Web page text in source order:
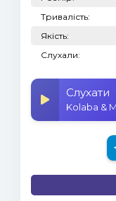
Тривалість:
Якість:
Слухали:
Слухати